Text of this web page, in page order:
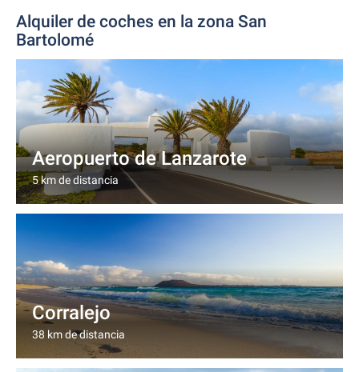
Alquiler de coches en la zona San
Bartolomé
Aeropuerto de Lanzarote
5 km de distancia
Corralejo
38 km de distancia